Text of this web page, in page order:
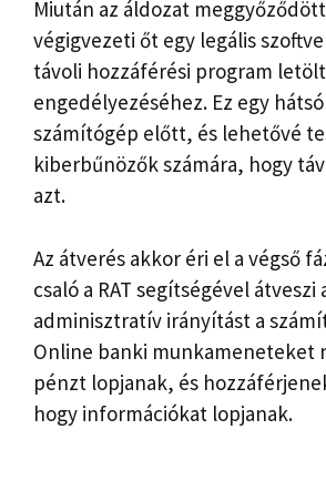
Miután az áldozat
végigvezeti őt egy legális
távoli hozzáférési program
engedélyezéséhez. Ez egy
számítógép előtt, és lehetővé
kiberbűnözők számára, hogy
azt.
Az átverés akkor éri el a végső
csaló a RAT segítségével átveszi
adminisztratív irányítást a
Online banki munkameneteket
pénzt lopjanak, és
hogy információkat lopjanak.